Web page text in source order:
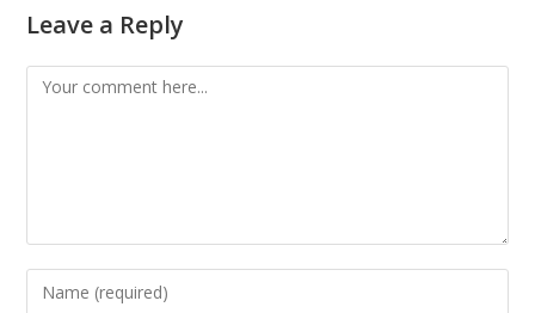
Leave a Reply
Comment
Enter